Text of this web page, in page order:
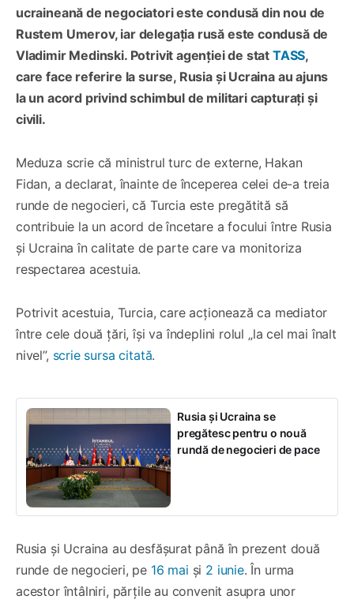
ucraineană de negociatori este condusă din nou de
Rustem Umerov, iar delegația rusă este condusă de
Vladimir Medinski. Potrivit agenției de stat TASS,
care face referire la surse, Rusia și Ucraina au ajuns
la un acord privind schimbul de militari capturați și
civili.
Meduza scrie că ministrul turc de externe, Hakan
Fidan, a declarat, înainte de începerea celei de-a treia
runde de negocieri, că Turcia este pregătită să
contribuie la un acord de încetare a focului între Rusia
și Ucraina în calitate de parte care va monitoriza
respectarea acestuia.
Potrivit acestuia, Turcia, care acționează ca mediator
între cele două țări, își va îndeplini rolul „la cel mai înalt
nivel”, scrie sursa citată.
Rusia și Ucraina se
pregătesc pentru o nouă
rundă de negocieri de pace
Rusia și Ucraina au desfășurat până în prezent două
runde de negocieri, pe 16 mai și 2 iunie. În urma
acestor întâlniri, părțile au convenit asupra unor